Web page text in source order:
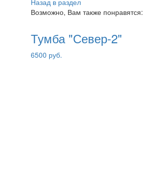
Возможно, Вам также понравятся:
Тумба "Север-2"
6500 руб.